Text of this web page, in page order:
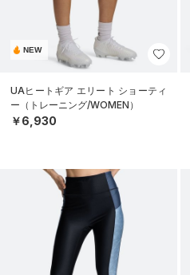
NEW
UAヒートギア エリート ショーティ
ー（トレーニング/WOMEN）
￥6,930